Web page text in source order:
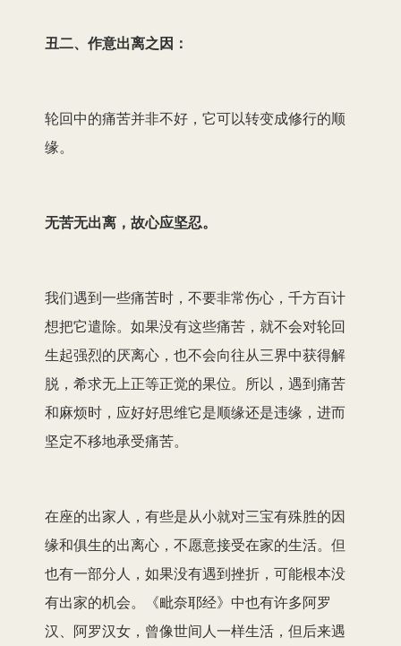
丑二、作意出离之因：
轮回中的痛苦并非不好，它可以转变成修行的顺
缘。
无苦无出离，故心应坚忍。
我们遇到一些痛苦时，不要非常伤心，千方百计
想把它遣除。如果没有这些痛苦，就不会对轮回
生起强烈的厌离心，也不会向往从三界中获得解
脱，希求无上正等正觉的果位。所以，遇到痛苦
和麻烦时，应好好思维它是顺缘还是违缘，进而
坚定不移地承受痛苦。
在座的出家人，有些是从小就对三宝有殊胜的因
缘和俱生的出离心，不愿意接受在家的生活。但
也有一部分人，如果没有遇到挫折，可能根本没
有出家的机会。《毗奈耶经》中也有许多阿罗
汉、阿罗汉女，曾像世间人一样生活，但后来遇